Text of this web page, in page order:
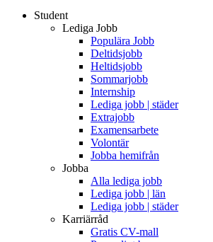
Student
Lediga Jobb
Populära Jobb
Deltidsjobb
Heltidsjobb
Sommarjobb
Internship
Lediga jobb | städer
Extrajobb
Examensarbete
Volontär
Jobba hemifrån
Jobba
Alla lediga jobb
Lediga jobb | län
Lediga jobb | städer
Karriärråd
Gratis CV-mall